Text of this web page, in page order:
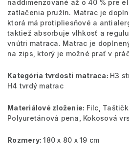
naddimenzované až o 40 % pre
zatlačenia pružín. Matrac je
ktorá má protipliesňové a
taktiež absorbuje vlhkosť a
vnútri matraca. Matrac je
na zips, ktorý je možné prať v
Kategória tvrdosti matraca: H3
H4 tvrdý matrac
Materiálové zloženie: Filc,
Polyuretánová pena, Kokosová
Rozmery:180 x 80 x 19 cm